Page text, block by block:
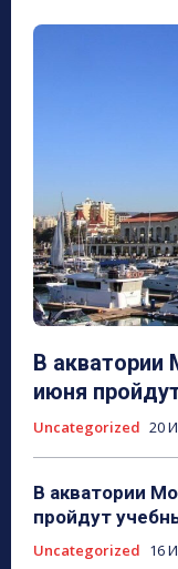
В акватории
июня
Uncategorized 20
В акватории
пройдут
Uncategorized 16